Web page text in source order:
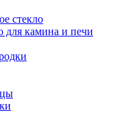
стекло
для камина и печи